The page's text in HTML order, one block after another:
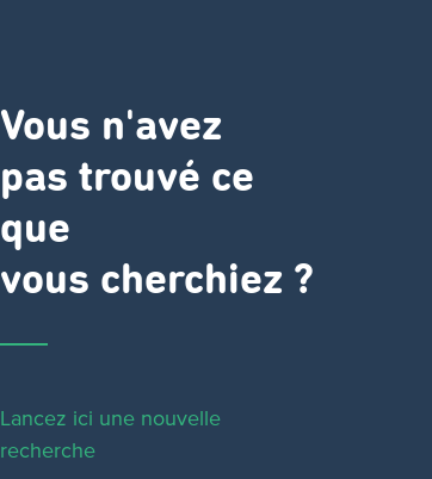
Vous n'avez
pas trouvé ce
que
vous cherchiez ?
Lancez ici une nouvelle
recherche